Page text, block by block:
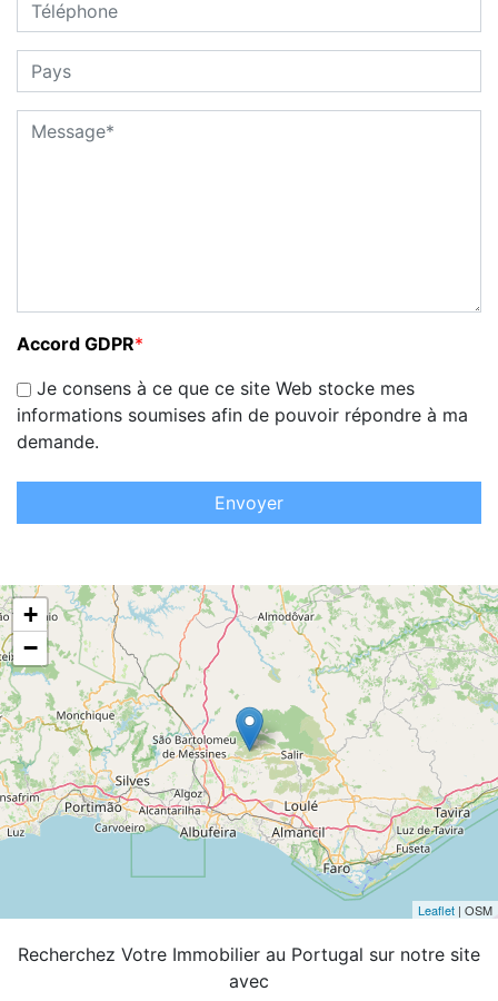
Accord GDPR*
Je consens à ce que ce site Web stocke mes
informations soumises afin de pouvoir répondre à ma
demande.
Envoyer
+
−
Leaflet | OSM
Recherchez Votre Immobilier au Portugal sur notre site
avec